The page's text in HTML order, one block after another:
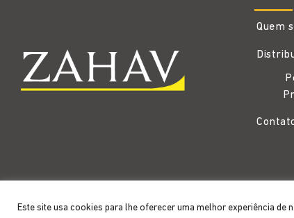
Este site usa cookies para lhe oferecer uma melhor experiência
Quem
Copyright 2026 ©Zahav- Todos os direitos reservados